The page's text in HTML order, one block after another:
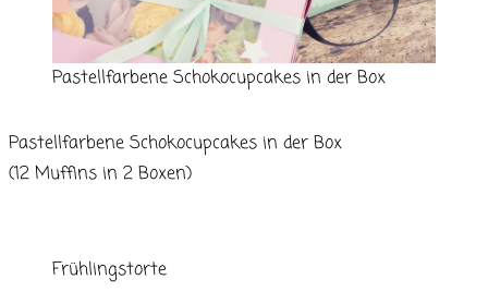
Pastellfarbene Schokocupcakes in der Box
Pastellfarbene Schokocupcakes in der Box
(12 Muffins in 2 Boxen)
Frühlingstorte